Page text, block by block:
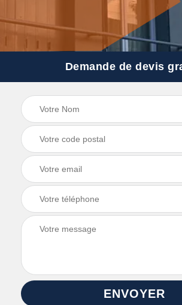
Demande de devis